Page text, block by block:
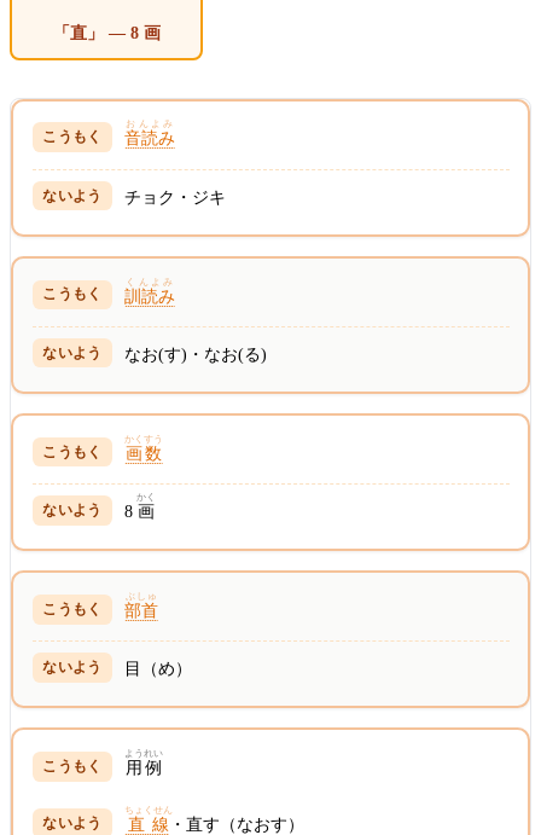
「直」 — 8 画
音読み
おんよみ
チョク・ジキ
訓読み
くんよみ
なお(す)・なお(る)
画数
かくすう
8 画
かく
部首
ぶしゅ
目（め）
用例
ようれい
直線
ちょくせん
・直す（なおす）